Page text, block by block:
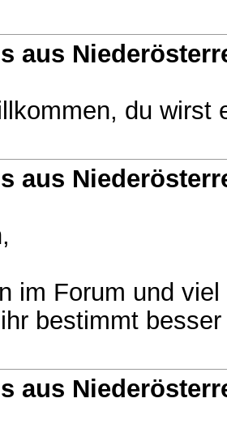
aus
du wirst
aus
im Forum und
bestimmt
aus